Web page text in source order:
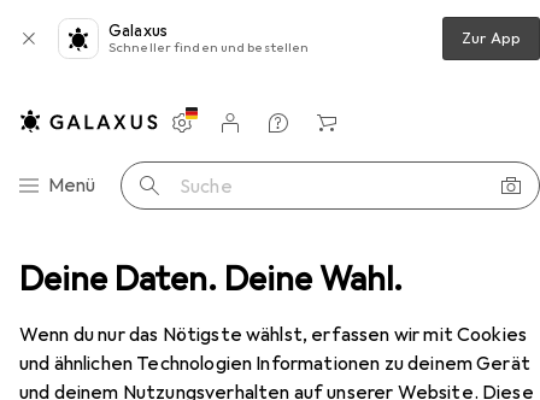
Deine Daten. Deine Wahl.
Wenn du nur das Nötigste wählst, erfassen wir mit Cookies
und ähnlichen Technologien Informationen zu deinem Gerät
und deinem Nutzungsverhalten auf unserer Website. Diese
Galaxus
Schneller finden und bestellen Zur App
Navigation nach Kategorien
Menü Suche
Einstellungen
Kundenkonto
Vergleichslisten
Merklisten
Warenkorb
Kinderwagen Chipolino Kinderwagen Elite 3 in 1
EUR
658,95 statt EUR
693,95
Chipolino Kinderwagen Elite 3 in 1